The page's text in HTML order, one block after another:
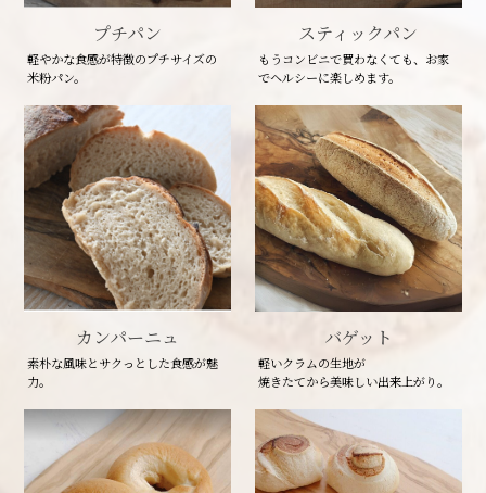
プチパン
軽やかな食感が特徴のプチサイズの
米粉パン。
スティックパン
もうコンビニで買わなくても、お家
でヘルシーに楽しめます。
カンパーニュ
素朴な風味とサクっとした食感が魅
力。
バゲット
軽いクラムの生地が
焼きたてから美味しい出来上がり。